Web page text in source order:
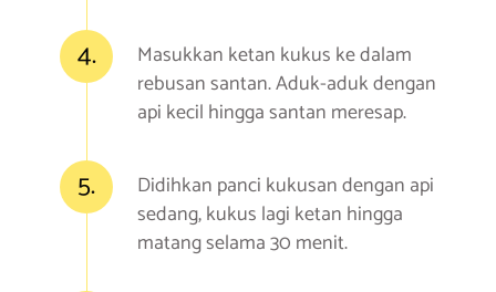
4.
Masukkan ketan kukus ke dalam
rebusan santan. Aduk-aduk dengan
api kecil hingga santan meresap.
5.
Didihkan panci kukusan dengan api
sedang, kukus lagi ketan hingga
matang selama 30 menit.